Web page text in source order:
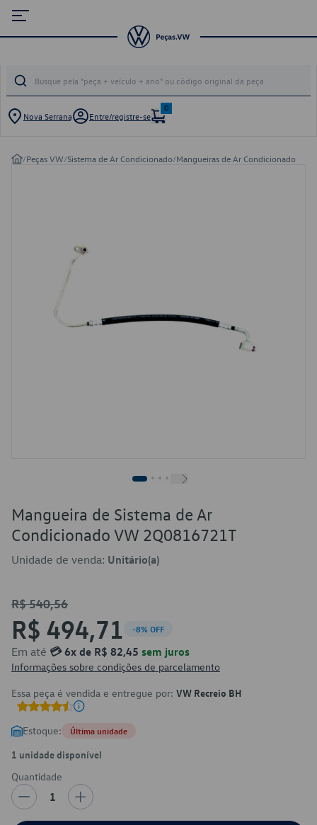
Nova Serrana Entre/registre-se
0
/Peças VW/Sistema de Ar Condicionado/Mangueiras de Ar Condicionado
Mangueira de Sistema de Ar
Condicionado VW 2Q0816721T
Unidade de venda: Unitário(a)
R$ 540,56
R$ 494,71 -8% OFF
Em até 💳 6x de R$ 82,45 sem juros
Informações sobre condições de parcelamento
Essa peça é vendida e entregue por: VW Recreio BH
Estoque: Última unidade
1 unidade disponível
Quantidade
1